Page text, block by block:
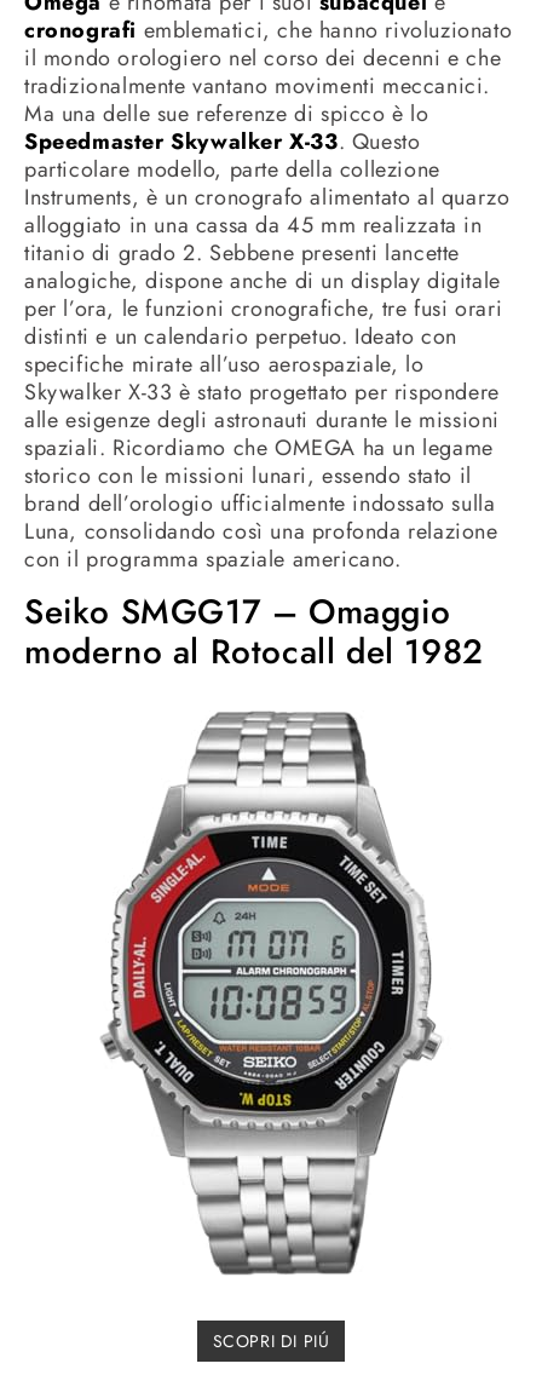
cronografi emblematici, che hanno rivoluzionato
il mondo orologiero nel corso dei decenni e che
tradizionalmente vantano movimenti meccanici.
Ma una delle sue referenze di spicco è lo
Speedmaster Skywalker X-33. Questo
particolare modello, parte della collezione
Instruments, è un cronografo alimentato al quarzo
alloggiato in una cassa da 45 mm realizzata in
titanio di grado 2. Sebbene presenti lancette
analogiche, dispone anche di un display digitale
per l’ora, le funzioni cronografiche, tre fusi orari
distinti e un calendario perpetuo. Ideato con
specifiche mirate all’uso aerospaziale, lo
Skywalker X-33 è stato progettato per rispondere
alle esigenze degli astronauti durante le missioni
spaziali. Ricordiamo che OMEGA ha un legame
storico con le missioni lunari, essendo stato il
brand dell’orologio ufficialmente indossato sulla
Luna, consolidando così una profonda relazione
con il programma spaziale americano.
Seiko SMGG17 – Omaggio
moderno al Rotocall del 1982
SCOPRI DI PIÚ